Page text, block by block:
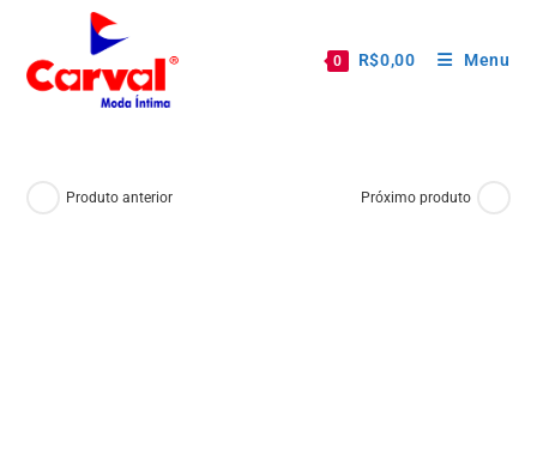
0 R$0,00 Menu
Produto anterior Próximo produto